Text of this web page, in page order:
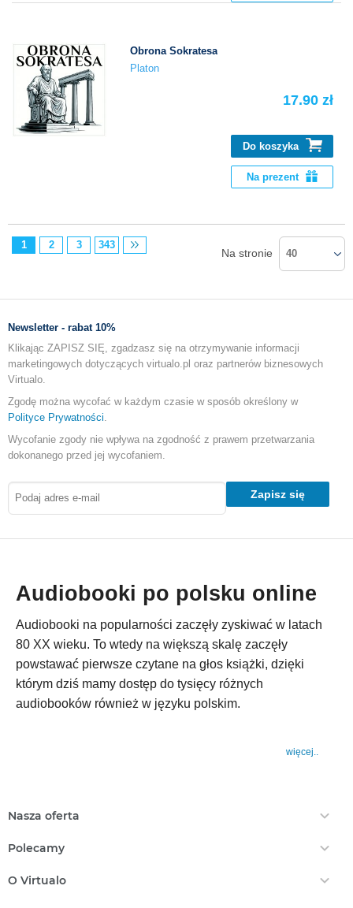
Obrona Sokratesa
Platon
17.90 zł
Do koszyka
Na prezent
1 2 3 343
Na stronie 40
Newsletter - rabat 10%
Klikając ZAPISZ SIĘ, zgadzasz się na otrzymywanie informacji
marketingowych dotyczących virtualo.pl oraz partnerów biznesowych
Virtualo.
Zgodę można wycofać w każdym czasie w sposób określony w
Polityce Prywatności
Wycofanie zgody nie wpływa na zgodność z prawem przetwarzania
dokonanego przed jej wycofaniem.
Zapisz się
Audiobooki po polsku online
Audiobooki na popularności zaczęły zyskiwać w latach
80 XX wieku. To wtedy na większą skalę zaczęły
powstawać pierwsze czytane na głos książki, dzięki
którym dziś mamy dostęp do tysięcy różnych
audiobooków również w języku polskim.
więcej..
Nasza oferta
Audiobooki
EPrasa
Polecamy
O Virtualo